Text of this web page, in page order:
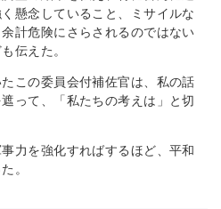
懸念していること、ミサイルな
計危険にさらされるのではない
伝えた。
この委員会付補佐官は、私の話
って、「私たちの考えは」と切
力を強化すればするほど、平和
。